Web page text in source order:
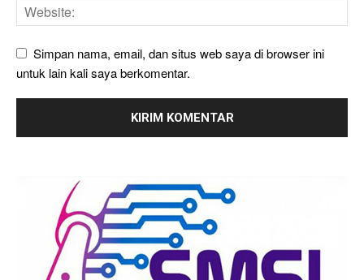
Simpan nama, email, dan situs web saya di browser ini
untuk lain kali saya berkomentar.